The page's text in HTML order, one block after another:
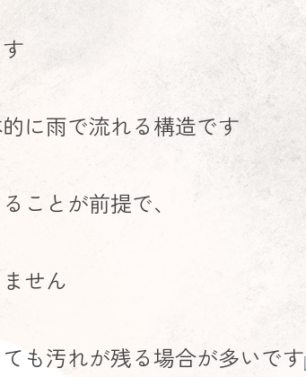
に雨で流れる構造です
ことが前提で、
せん
も汚れが残る場合が多いです